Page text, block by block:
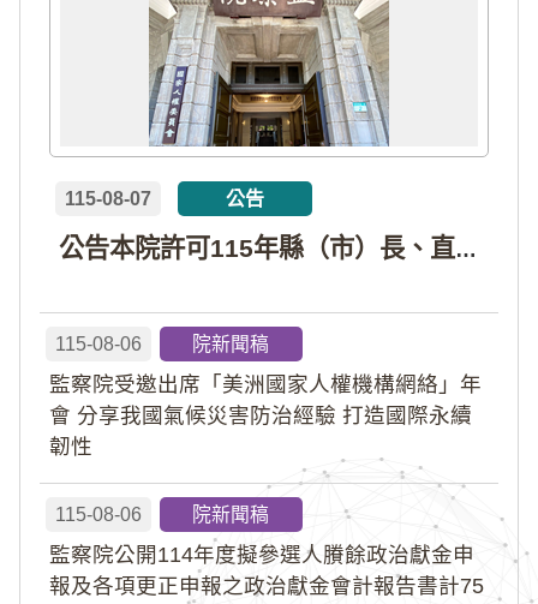
公告本院許可115年縣（市）長、直轄市議員、縣（市）議員擬參選人開立政治獻金專戶共計4戶。各專戶得收受政治獻金期間為自專戶許可設立日起至115年11月27日止，專戶名冊詳如附件。
115-08-07 公告
115-08-06 院新聞稿
監察院受邀出席「美洲國家人權機構網絡」年
會 分享我國氣候災害防治經驗 打造國際永續
韌性
115-08-06 院新聞稿
監察院公開114年度擬參選人賸餘政治獻金申
報及各項更正申報之政治獻金會計報告書計75